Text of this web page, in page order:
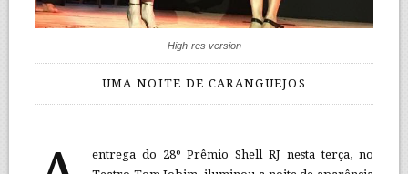
High-res version
UMA NOITE DE CARANGUEJOS
entrega do 28º Prêmio Shell RJ nesta terça, no